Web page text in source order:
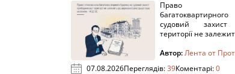
Право
судовий захист
території не
Автор:Лента от
07.08.2026Переглядів:39Коментарі:0